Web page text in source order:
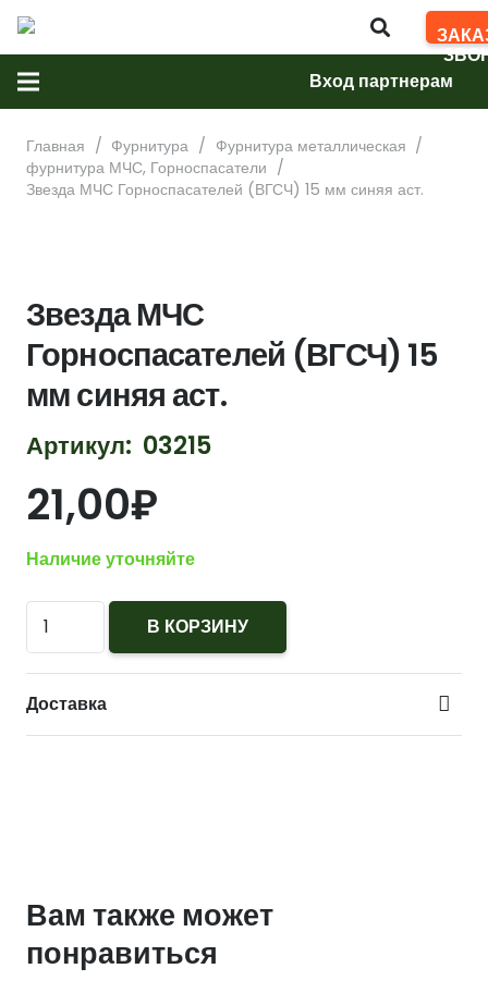
Вход партнерам
Главная / Фурнитура / Фурнитура металлическая /
фурнитура МЧС, Горноспасатели /
Звезда МЧС Горноспасателей (ВГСЧ) 15 мм синяя аст.
Звезда МЧС
Горноспасателей (ВГСЧ) 15
мм синяя аст.
Артикул: 03215
21,00₽
Наличие уточняйте
Количество
Звезда
МЧС
Горноспасателей
(ВГСЧ)
В КОРЗИНУ
Доставка
Вам также может
понравиться